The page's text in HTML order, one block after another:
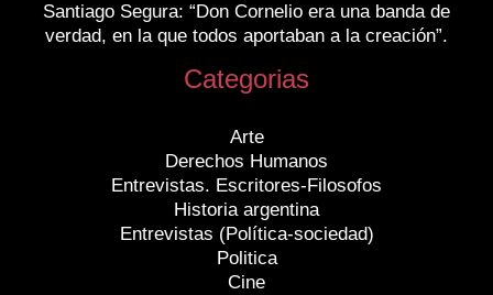
Santiago Segura: “Don Cornelio era una banda de
verdad, en la que todos aportaban a la creación”.
Categorias
Arte
Derechos Humanos
Entrevistas. Escritores-Filosofos
Historia argentina
Entrevistas (Política-sociedad)
Politica
Cine